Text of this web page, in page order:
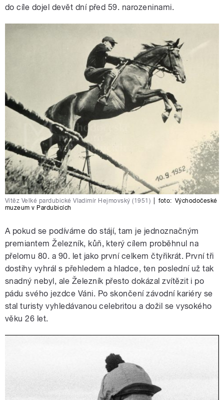
do cíle dojel devět dní před 59. narozeninami.
Vítěz Velké pardubické Vladimír Hejmovský (1951) foto: Východočeské
muzeum v Pardubicích
A pokud se podíváme do stájí, tam je jednoznačným
premiantem Železník, kůň, který cílem proběhnul na
přelomu 80. a 90. let jako první celkem čtyřikrát. První tři
dostihy vyhrál s přehledem a hladce, ten poslední už tak
snadný nebyl, ale Železník přesto dokázal zvítězit i po
pádu svého jezdce Váni. Po skončení závodní kariéry se
stal turisty vyhledávanou celebritou a dožil se vysokého
věku 26 let.